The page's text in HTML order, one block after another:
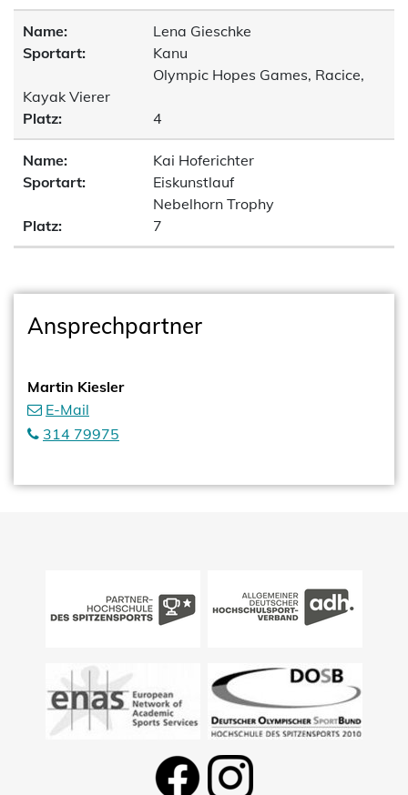
Name:
Lena Gieschke
Sportart:
Kanu
Olympic Hopes Games, Racice,
Kayak Vierer
Platz:
4
Name:
Kai Hoferichter
Sportart:
Eiskunstlauf
Nebelhorn Trophy
Platz:
7
Ansprechpartner
Martin Kiesler
E-Mail
314 79975